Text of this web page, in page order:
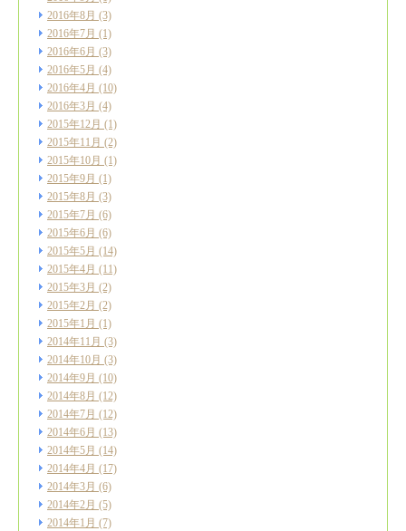
2016年8月 (3)
2016年7月 (1)
2016年6月 (3)
2016年5月 (4)
2016年4月 (10)
2016年3月 (4)
2015年12月 (1)
2015年11月 (2)
2015年10月 (1)
2015年9月 (1)
2015年8月 (3)
2015年7月 (6)
2015年6月 (6)
2015年5月 (14)
2015年4月 (11)
2015年3月 (2)
2015年2月 (2)
2015年1月 (1)
2014年11月 (3)
2014年10月 (3)
2014年9月 (10)
2014年8月 (12)
2014年7月 (12)
2014年6月 (13)
2014年5月 (14)
2014年4月 (17)
2014年3月 (6)
2014年2月 (5)
2014年1月 (7)